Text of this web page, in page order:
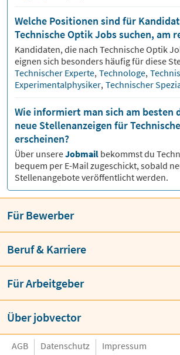
Welche Positionen sind für
Technische Optik Jobs suchen, am
Kandidaten, die nach Technische Optik
eignen sich besonders häufig für diese
Technischer Experte, Technologe,
Experimentalphysiker, Technischer
Wie informiert man sich am besten
neue Stellenanzeigen für
erscheinen?
Über unsereJobmail bekommst du
bequem per E-Mail zugeschickt, sobald
Stellenangebote veröffentlicht werden.
Für Bewerber
Beruf & Karriere
Für Arbeitgeber
Über jobvector
AGB Datenschutz Impressum